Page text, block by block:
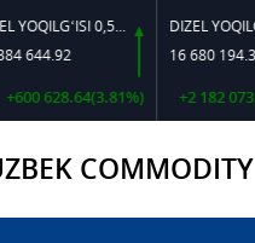
DIZEL YOQILG‘ISI 0,5-40
628.64(3.81%)
16 680 194.38
+2 182